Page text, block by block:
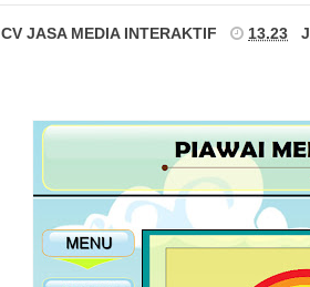
CV JASA MEDIA INTERAKTIF 13.23